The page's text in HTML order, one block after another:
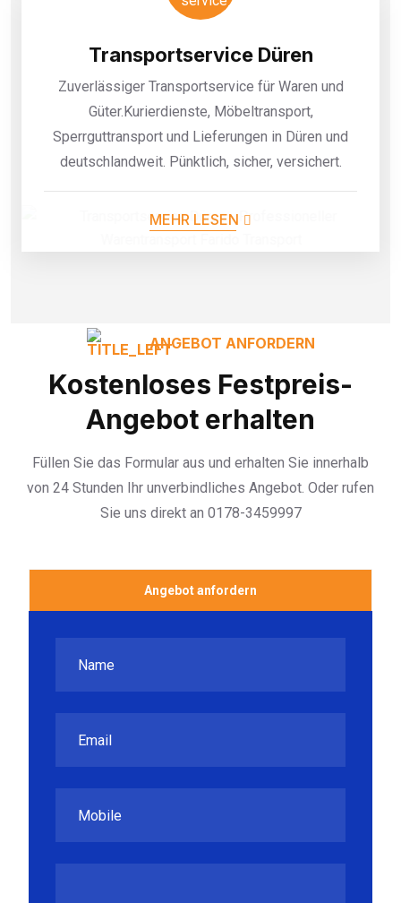
Transportservice Düren
Zuverlässiger Transportservice für Waren und
Güter.Kurierdienste, Möbeltransport,
Sperrguttransport und Lieferungen in Düren und
deutschlandweit. Pünktlich, sicher, versichert.
MEHR LESEN
ANGEBOT ANFORDERN
Kostenloses Festpreis-
Angebot erhalten
Füllen Sie das Formular aus und erhalten Sie innerhalb
von 24 Stunden Ihr unverbindliches Angebot. Oder rufen
Sie uns direkt an 0178-3459997
Angebot anfordern